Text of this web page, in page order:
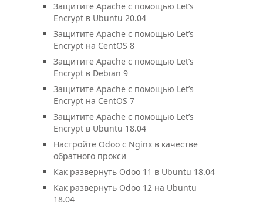
Защитите Apache с помощью Let’s
Encrypt в Ubuntu 20.04
Защитите Apache с помощью Let’s
Encrypt на CentOS 8
Защитите Apache с помощью Let’s
Encrypt в Debian 9
Защитите Apache с помощью Let’s
Encrypt на CentOS 7
Защитите Apache с помощью Let’s
Encrypt в Ubuntu 18.04
Настройте Odoo с Nginx в качестве
обратного прокси
Как развернуть Odoo 11 в Ubuntu 18.04
Как развернуть Odoo 12 на Ubuntu
18.04